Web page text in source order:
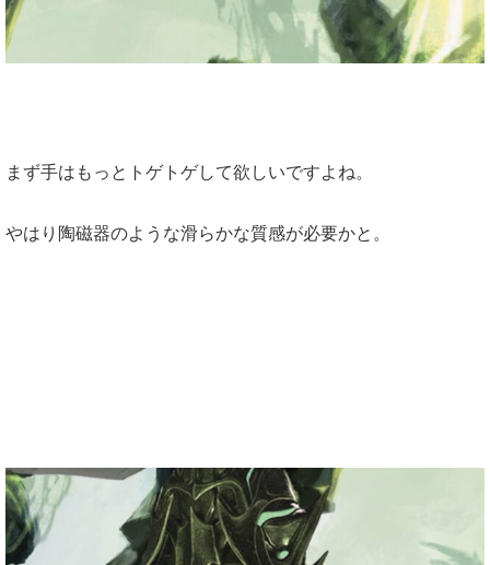
まず手はもっとトゲトゲして欲しいですよね。
やはり陶磁器のような滑らかな質感が必要かと。